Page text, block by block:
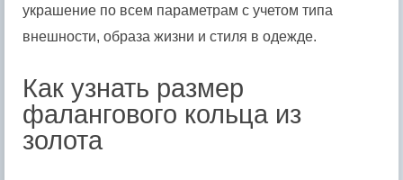
украшение по всем параметрам с учетом типа
внешности, образа жизни и стиля в одежде.
Как узнать размер
фалангового кольца из
золота